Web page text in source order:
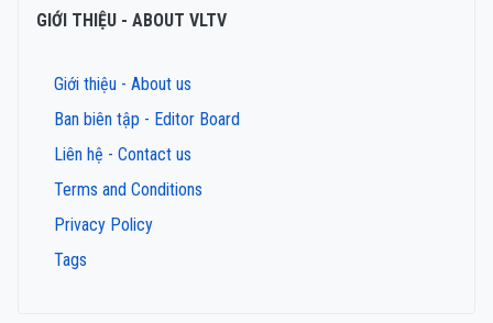
GIỚI THIỆU - ABOUT VLTV
Giới thiệu - About us
Ban biên tập - Editor Board
Liên hệ - Contact us
Terms and Conditions
Privacy Policy
Tags